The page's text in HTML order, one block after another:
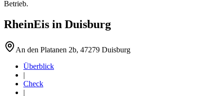
Betrieb.
RheinEis in Duisburg
An den Platanen 2b, 47279 Duisburg
Überblick
|
Check
|